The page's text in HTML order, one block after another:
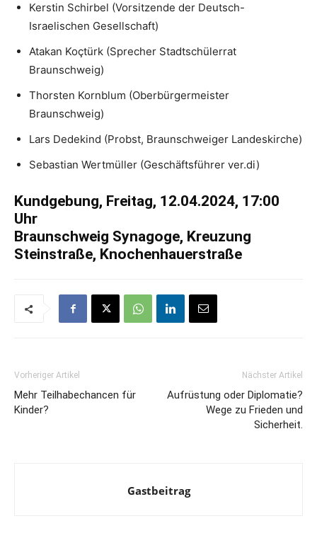
Kerstin Schirbel (Vorsitzende der Deutsch-
Israelischen Gesellschaft)
Atakan Koçtürk (Sprecher Stadtschülerrat
Braunschweig)
Thorsten Kornblum (Oberbürgermeister
Braunschweig)
Lars Dedekind (Probst, Braunschweiger Landeskirche)
Sebastian Wertmüller (Geschäftsführer ver.di)
Kundgebung, Freitag, 12.04.2024, 17:00
Uhr
Braunschweig Synagoge, Kreuzung
Steinstraße, Knochenhauerstraße
Vorheriger Artikel
Mehr Teilhabechancen für
Kinder?
Nächster Artikel
Aufrüstung oder Diplomatie?
Wege zu Frieden und
Sicherheit.
Gastbeitrag